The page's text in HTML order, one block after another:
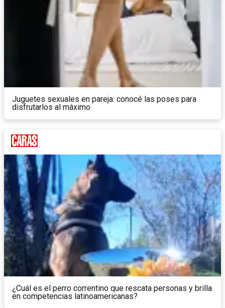
Juguetes sexuales en pareja: conocé las poses para
disfrutarlos al máximo
¿Cuál es el perro correntino que rescata personas y brilla
en competencias latinoamericanas?